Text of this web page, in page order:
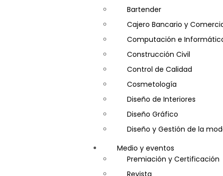
Bartender
Cajero Bancario y
Computación e
Construcción Civil
Control de Calidad
Cosmetología
Diseño de Interiores
Diseño Gráfico
Diseño y Gestión de la
Entrenador Personal y
Gastronomía
Gestor de Crédito y
Medio y eventos
Premiación y Certificación
Revista